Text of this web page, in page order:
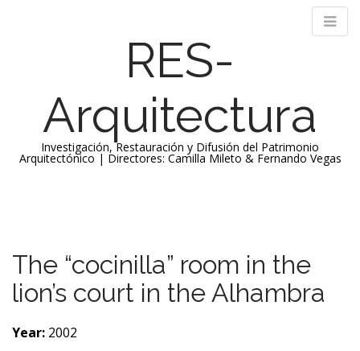
RES-
Arquitectura
Investigación, Restauración y Difusión del Patrimonio
Arquitectónico | Directores: Camilla Mileto & Fernando Vegas
n
m
e
u
t
o
c
n
The “cocinilla” room in the
lion’s court in the Alhambra
Year: 2002